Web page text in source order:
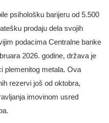
psihološku barijeru od 5.500
prodaju dela svojih
podacima Centralne banke
2026. godine, država je
plemenitog metala. Ova
rezervi još od oktobra,
imovinom usred